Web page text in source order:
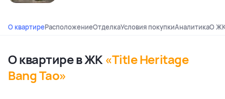
О квартиреРасположениеОтделкаУсловия покупкиАналитикаО
О квартире в ЖК «Title Heritage
Bang Tao»